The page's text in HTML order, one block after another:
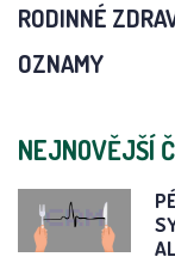
RODINNÉ
OZNAMY
NEJNOVĚJŠÍ